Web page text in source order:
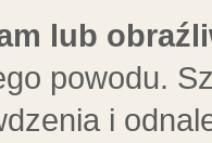
lub
powodu.
i